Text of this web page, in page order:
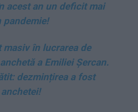
acest an un deficit mai
pandemie!
masiv în lucrarea de
a Emiliei Șercan.
dezmințirea a fost